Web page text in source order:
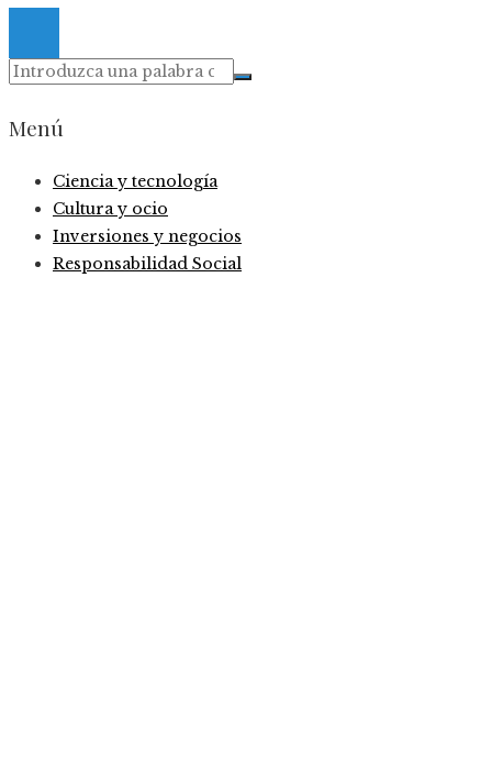
Menú
Ciencia y tecnología
Cultura y ocio
Inversiones y negocios
Responsabilidad Social